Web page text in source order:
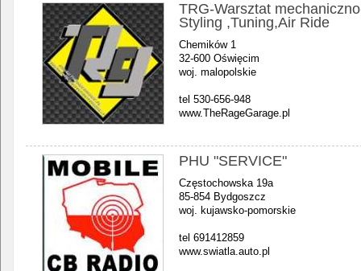
TRG-Warsztat
Styling ,Tuning,Air Ride
Chemików 1
32-600 Oświęcim
woj. malopolskie
tel 530-656-948
www.TheRageGarage.pl
PHU "SERVICE"
Częstochowska 19a
85-854 Bydgoszcz
woj. kujawsko-pomorskie
tel 691412859
www.swiatla.auto.pl